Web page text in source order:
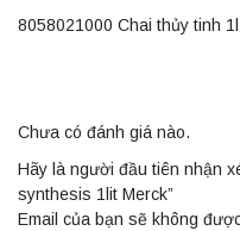
8058021000 Chai thủy tinh 1l
Chưa có đánh giá nào.
Hãy là người đầu tiên nhận
synthesis 1lit Merck”
Email của bạn sẽ không